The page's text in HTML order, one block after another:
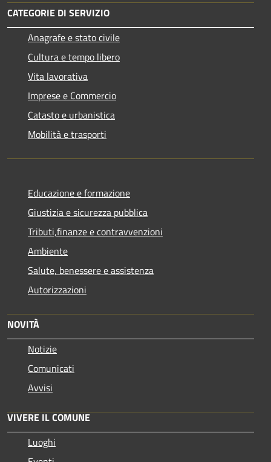
CATEGORIE DI SERVIZIO
Anagrafe e stato civile
Cultura e tempo libero
Vita lavorativa
Imprese e Commercio
Catasto e urbanistica
Mobilità e trasporti
Educazione e formazione
Giustizia e sicurezza pubblica
Tributi,finanze e contravvenzioni
Ambiente
Salute, benessere e assistenza
Autorizzazioni
NOVITÀ
Notizie
Comunicati
Avvisi
VIVERE IL COMUNE
Luoghi